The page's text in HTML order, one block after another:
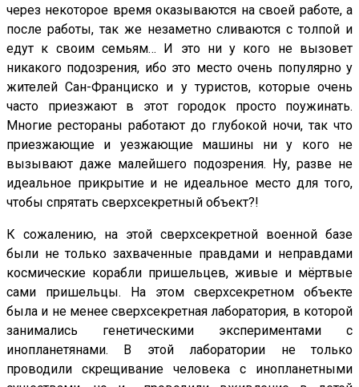
через некоторое время оказываются на своей работе, а
после работы, так же незаметно сливаются с толпой и
едут к своим семьям… И это ни у кого не вызовет
никакого подозрения, ибо это место очень популярно у
жителей Сан-Франциско и у туристов, которые очень
часто приезжают в этот городок просто поужинать.
Многие рестораны работают до глубокой ночи, так что
приезжающие и уезжающие машины ни у кого не
вызывают даже малейшего подозрения. Ну, разве не
идеальное прикрытие и не идеальное место для того,
чтобы спрятать сверхсекретный объект?!
К сожалению, на этой сверхсекретной военной базе
были не только захваченные правдами и неправдами
космические корабли пришельцев, живые и мёртвые
сами пришельцы. На этом сверхсекретном объекте
была и не менее сверхсекретная лаборатория, в которой
занимались генетическими экспериментами с
инопланетянами. В этой лаборатории не только
проводили скрещивание человека с инопланетными